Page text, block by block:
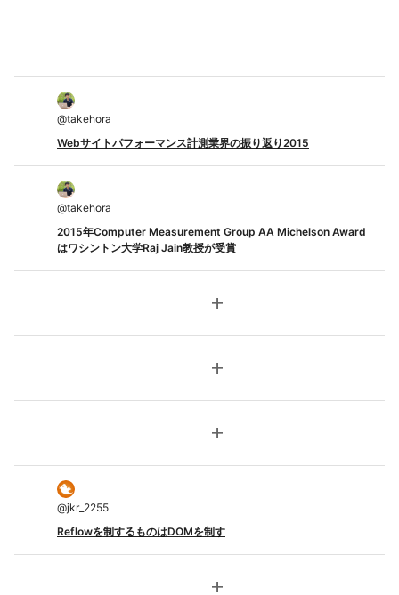
@takehora
Webサイトパフォーマンス計測業界の振り返り2015
@takehora
2015年Computer Measurement Group AA Michelson Award
はワシントン大学Raj Jain教授が受賞
add
add
add
@jkr_2255
Reflowを制するものはDOMを制す
add